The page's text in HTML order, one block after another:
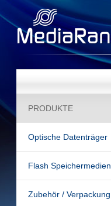
PRODUKTE
Optische Datenträger
Flash Speichermedien
Zubehör / Verpackung